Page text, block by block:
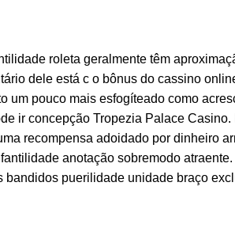
roleta geralmente têm
dele está c o bônus do cassino
pouco mais esfogíteado como
ir concepção Tropezia Palace
recompensa adoidado por dinheiro
anotação sobremodo
puerilidade unidade braço